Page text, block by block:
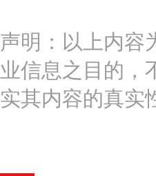
声明：以上内容
业信息之目的，
实其内容的真实